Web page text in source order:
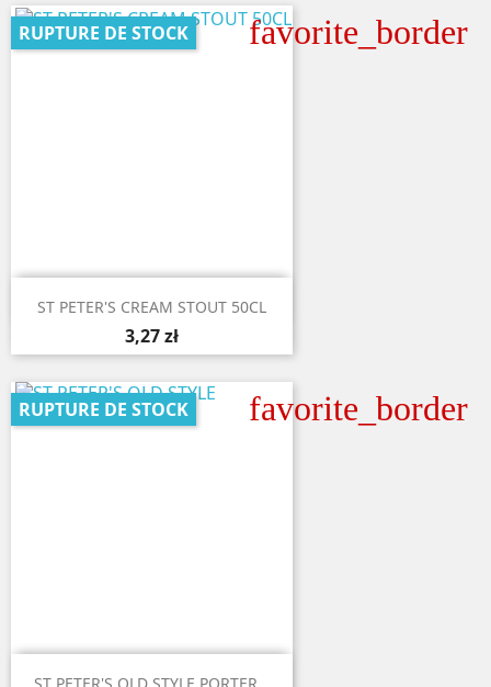
favorite_border
 Aperçu rapide
ST PETER'S CREAM STOUT 50CL
3,27 zł
RUPTURE DE STOCK
favorite_border
 Aperçu rapide
RUPTURE DE STOCK